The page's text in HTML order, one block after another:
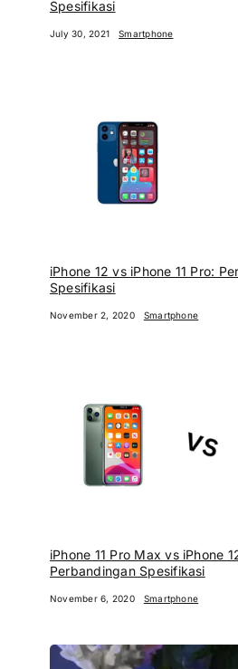
Spesifikasi
July 30, 2021 Smartphone
iPhone 12 vs iPhone 11 Pro:
Spesifikasi
November 2, 2020 Smartphone
iPhone 11 Pro Max vs iPhone
Perbandingan Spesifikasi
November 6, 2020 Smartphone